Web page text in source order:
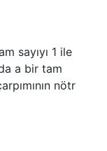
sayıyı 1 ile
a bir tam
nötr